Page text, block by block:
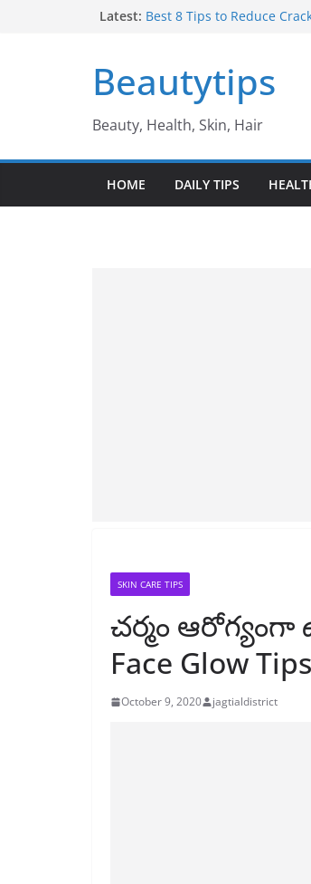
Latest: Best 8 Tips to Reduce
Amazing Tips to Cure
జుట్టు నల్లగా మారాలంటే
Best Amazing Health
ఉపయోగాలు
Beautytips
Beauty, Health, Skin, Hair
HOME DAILY TIPS
SKIN CARE TIPS
చర్మం ఆరోగ్యంగా
Face Glow
October 9, 2020 jagtialdistrict